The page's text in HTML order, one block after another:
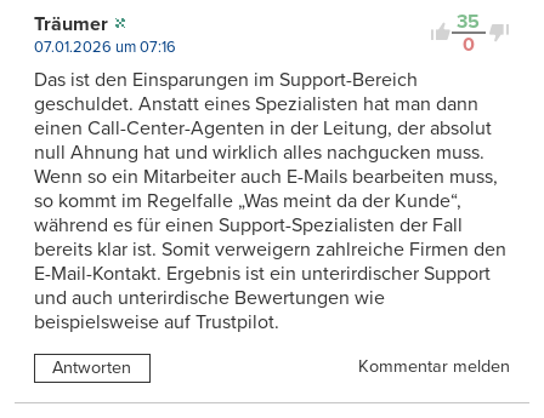
35
0
Träumer
07.01.2026 um 07:16
Das ist den Einsparungen im Support-Bereich
geschuldet. Anstatt eines Spezialisten hat man dann
einen Call-Center-Agenten in der Leitung, der absolut
null Ahnung hat und wirklich alles nachgucken muss.
Wenn so ein Mitarbeiter auch E-Mails bearbeiten muss,
so kommt im Regelfalle „Was meint da der Kunde“,
während es für einen Support-Spezialisten der Fall
bereits klar ist. Somit verweigern zahlreiche Firmen den
E-Mail-Kontakt. Ergebnis ist ein unterirdischer Support
und auch unterirdische Bewertungen wie
beispielsweise auf Trustpilot.
Antworten Kommentar melden